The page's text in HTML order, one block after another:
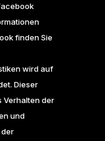
finden Sie
wird auf
Dieser
Verhalten der
und